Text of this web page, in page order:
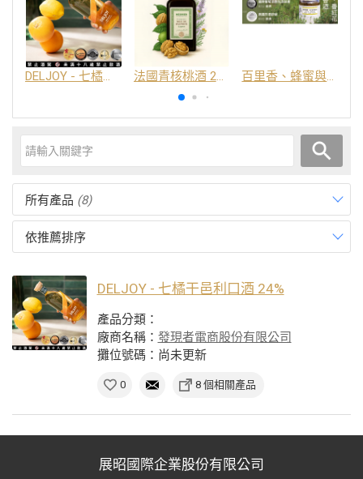
DELJOY - 七橘干邑利口酒 24% 法國青核桃酒 25% 百里香、蜂蜜與番紅花酒
所有產品 (8)
依推薦排序
DELJOY - 七橘干邑利口酒 24%
產品分類：
廠商名稱： 發現者電商股份有限公司
攤位號碼：尚未更新
0 8 個相關產品
展昭國際企業股份有限公司